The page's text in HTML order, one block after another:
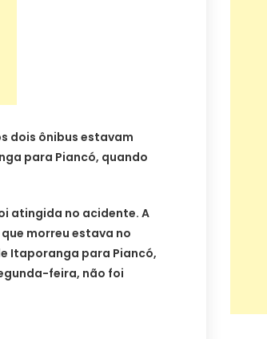
dois ônibus estavam
para Piancó, quando
atingida no acidente. A
morreu estava no
Itaporanga para Piancó,
feira, não foi